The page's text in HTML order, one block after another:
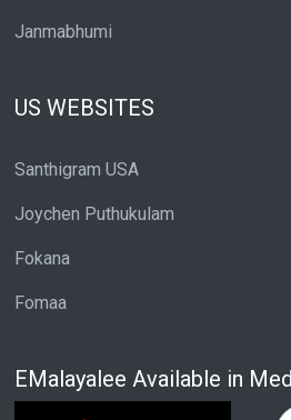
Janmabhumi
US WEBSITES
Santhigram USA
Joychen Puthukulam
Fokana
Fomaa
EMalayalee Available in